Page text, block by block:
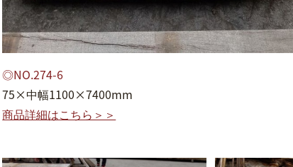
◎NO.274-6
75×中幅1100×7400mm
商品詳細はこちら＞＞